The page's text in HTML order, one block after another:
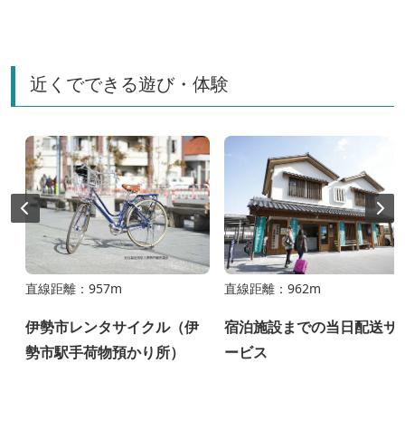
近くでできる遊び・体験
直線距離：957m
伊勢市レンタサイクル（伊
勢市駅手荷物預かり所）
直線距離：962m
宿泊施設までの当日配送サ
ービス